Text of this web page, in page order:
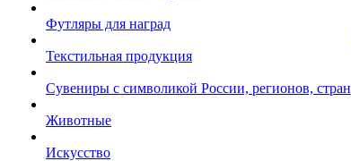
Футляры для наград
Текстильная продукция
Сувениры с символикой России, регионов, стран
Животные
Искусство